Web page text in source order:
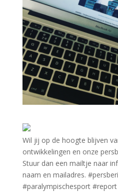
Wil jij op de hoogte blijven
ontwikkelingen en onze
Stuur dan een mailtje naar
naam en mailadres.
#paralympischesport